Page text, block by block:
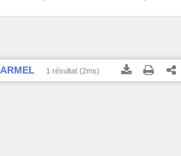
1 résultat (2ms)